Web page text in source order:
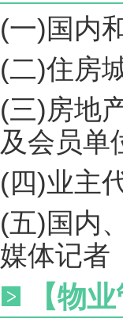
(一)国内
(二)住房
(三)房地
及会员单
(四)业主
(五)国内
媒体记者
【物